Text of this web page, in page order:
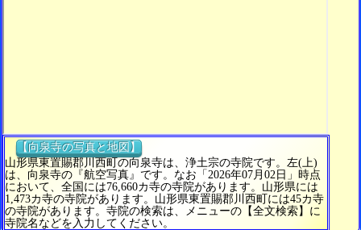
【向泉寺の写真と地図】
山形県東置賜郡川西町の向泉寺は、浄土宗の寺院です。左(上)
は、向泉寺の『航空写真』です。なお「2026年07月02日」時点
において、全国には76,660カ寺の寺院があります。山形県には
1,473カ寺の寺院があります。山形県東置賜郡川西町には45カ寺
の寺院があります。寺院の検索は、メニューの【全文検索】に
寺院名などを入力してください。